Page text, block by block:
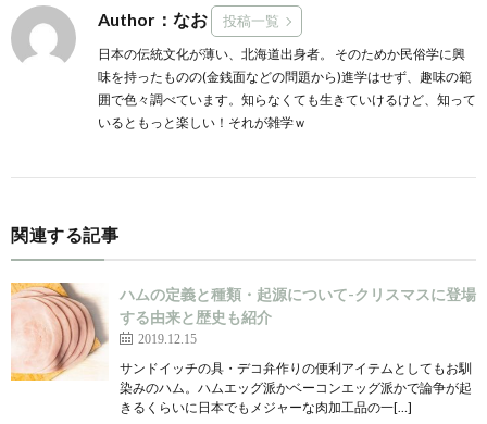
Author：なお 投稿一覧
日本の伝統文化が薄い、北海道出身者。 そのためか民俗学に興
味を持ったものの(金銭面などの問題から)進学はせず、趣味の範
囲で色々調べています。知らなくても生きていけるけど、知って
いるともっと楽しい！それが雑学ｗ
関連する記事
ハムの定義と種類・起源について-クリスマスに登場
する由来と歴史も紹介
2019.12.15
サンドイッチの具・デコ弁作りの便利アイテムとしてもお馴
染みのハム。ハムエッグ派かベーコンエッグ派かで論争が起
きるくらいに日本でもメジャーな肉加工品の一[…]